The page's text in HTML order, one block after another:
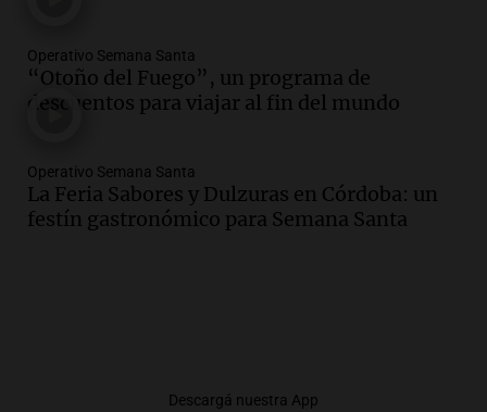
Operativo Semana Santa
“Otoño del Fuego”, un programa de
descuentos para viajar al fin del mundo
Operativo Semana Santa
La Feria Sabores y Dulzuras en Córdoba: un
festín gastronómico para Semana Santa
Descargá nuestra App